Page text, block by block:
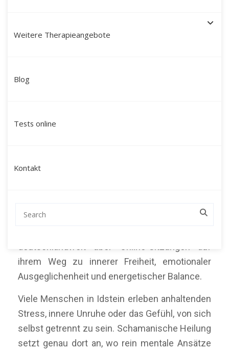
Weitere Therapieangebote
Blog
Tests online
Kontakt
Idstein: Ihr Weg zu innerer
Veränderung, die über klassische
Mein Name ist Martín Polo. Ich begleite
ihrem Weg zu innerer Freiheit, emotionaler
Ausgeglichenheit und energetischer Balance.
Viele Menschen in Idstein erleben anhaltenden
Stress, innere Unruhe oder das Gefühl, von sich
selbst getrennt zu sein. Schamanische Heilung
setzt genau dort an, wo rein mentale Ansätze